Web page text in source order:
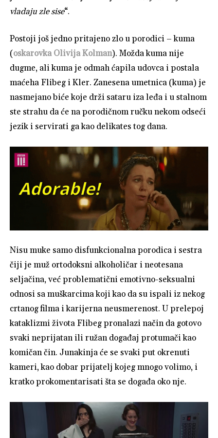
vladaju zle sise“.
Postoji još jedno pritajeno zlo u porodici – kuma
(oskarovka Olivija Kolman). Možda kuma nije
dugme, ali kuma je odmah ćapila udovca i postala
maćeha Flibeg i Kler. Zanesena umetnica (kuma) je
nasmejano biće koje drži sataru iza leđa i u stalnom
ste strahu da će na porodičnom ručku nekom odseći
jezik i servirati ga kao delikates tog dana.
Nisu muke samo disfunkcionalna porodica i sestra
čiji je muž ortodoksni alkoholičar i neotesana
seljačina, već problematični emotivno-seksualni
odnosi sa muškarcima koji kao da su ispali iz nekog
crtanog filma i karijerna neusmerenost. U prelepoj
kataklizmi života Flibeg pronalazi način da gotovo
svaki neprijatan ili ružan događaj protumači kao
komičan čin. Junakinja će se svaki put okrenuti
kameri, kao dobar prijatelj kojeg mnogo volimo, i
kratko prokomentarisati šta se događa oko nje.